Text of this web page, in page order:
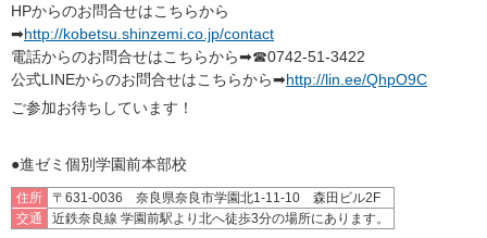
HPからのお問合せはこちらから
➡http://kobetsu.shinzemi.co.jp/contact
電話からのお問合せはこちらから➡☎0742-51-3422
公式LINEからのお問合せはこちらから➡http://lin.ee/QhpO9C
ご参加お待ちしています！
●進ゼミ個別学園前本部校
住所
〒631-0036 奈良県奈良市学園北1-11-10 森田ビル2F
交通
近鉄奈良線 学園前駅より北へ徒歩3分の場所にあります。